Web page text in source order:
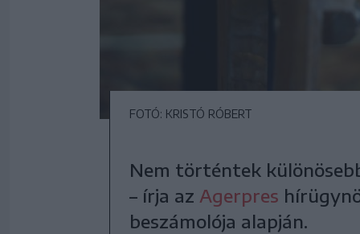
FOTÓ: KRISTÓ RÓBERT
Nem történtek
– írja az Agerpres
beszámolója alapján.